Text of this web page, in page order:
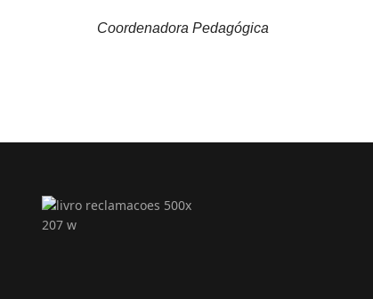
Coordenadora Pedagógica